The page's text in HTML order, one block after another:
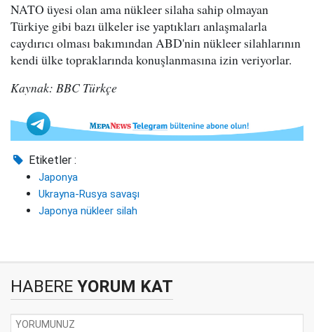
NATO üyesi olan ama nükleer silaha sahip olmayan
Türkiye gibi bazı ülkeler ise yaptıkları anlaşmalarla
caydırıcı olması bakımından ABD'nin nükleer silahlarının
kendi ülke topraklarında konuşlanmasına izin veriyorlar.
Kaynak: BBC Türkçe
Etiketler :
Japonya
Ukrayna-Rusya savaşı
Japonya nükleer silah
HABERE YORUM KAT